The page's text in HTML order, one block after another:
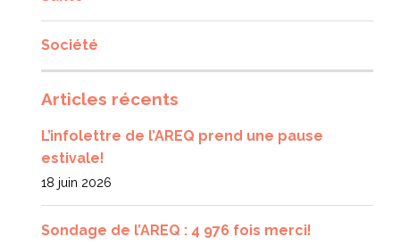
Société
Articles récents
L’infolettre de l’AREQ prend une pause
estivale!
18 juin 2026
Sondage de l’AREQ : 4 976 fois merci!